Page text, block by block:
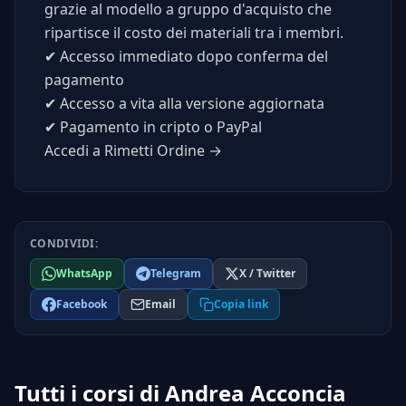
grazie al modello a gruppo d'acquisto che
ripartisce il costo dei materiali tra i membri.
✔ Accesso immediato dopo conferma del
pagamento
✔ Accesso a vita alla versione aggiornata
✔ Pagamento in cripto o PayPal
Accedi a Rimetti Ordine →
CONDIVIDI:
WhatsApp
Telegram
X / Twitter
Facebook
Email Copia link
Tutti i corsi di Andrea Acconcia